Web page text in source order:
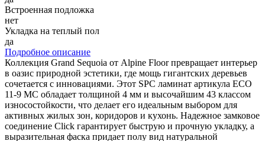
Встроенная подложка
нет
Укладка на теплый пол
да
Подробное описание
Коллекция Grand Sequoia от Alpine Floor превращает интерьер
в оазис природной эстетики, где мощь гигантских деревьев
сочетается с инновациями. Этот SPC ламинат артикула ECO
11-9 MC обладает толщиной 4 мм и высочайшим 43 классом
износостойкости, что делает его идеальным выбором для
активных жилых зон, коридоров и кухонь. Надежное замковое
соединение Click гарантирует быструю и прочную укладку, а
выразительная фаска придает полу вид натуральной